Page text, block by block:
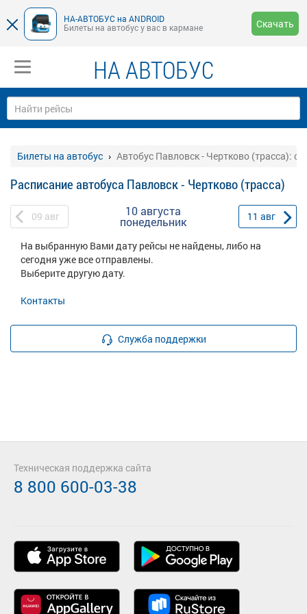
НА-АВТОБУС на ANDROID
Билеты на автобус у вас в кармане
Скачать
НА АВТОБУС
Билеты на автобус Автобус Павловск - Чертково (трасса):
Расписание автобуса Павловск - Чертково (трасса)
09 авг 10 августа
понедельник 11 авг
На выбранную Вами дату рейсы не найдены, либо на
сегодня уже все отправлены.
Выберите другую дату.
Контакты
Служба поддержки
Техническая поддержка сайта
8 800 600-03-38